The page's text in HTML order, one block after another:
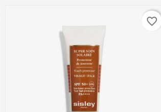
-35%
favorite_border